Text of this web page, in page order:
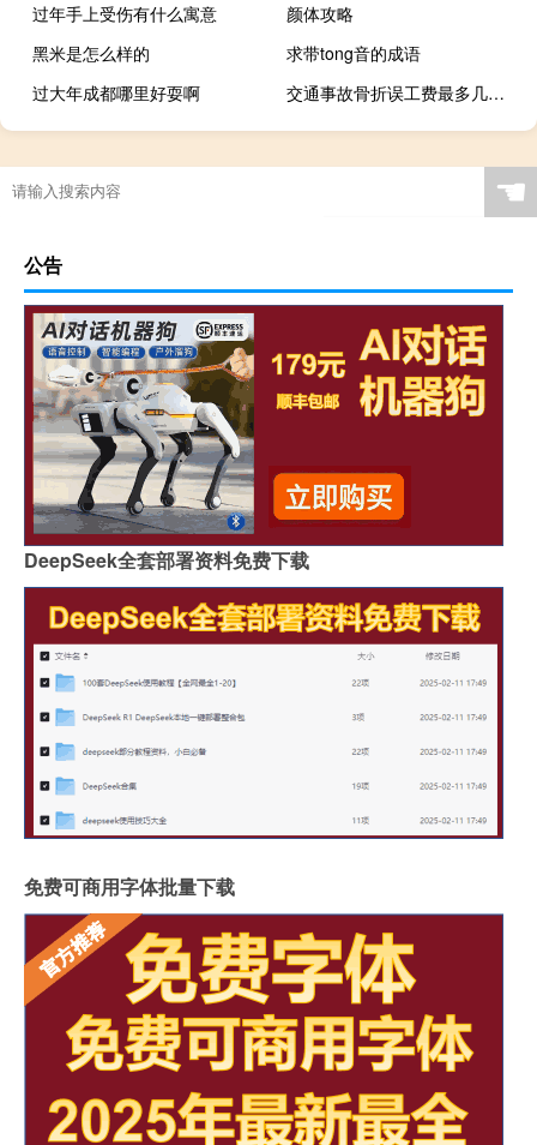
过年手上受伤有什么寓意
颜体攻略
黑米是怎么样的
求带tong音的成语
过大年成都哪里好耍啊
交通事故骨折误工费最多几个月
☚
公告
DeepSeek全套部署资料免费下载
免费可商用字体批量下载